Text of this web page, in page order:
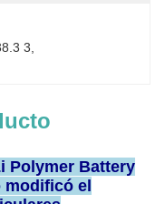
3
Polymer Battery
modificó el